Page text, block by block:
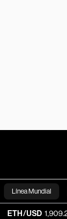
Línea Mundial
Bloomberg
1,909.218 -